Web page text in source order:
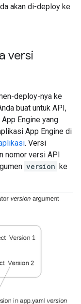
akan di-deploy ke
versi
deploy-nya ke
buat untuk API,
Engine yang
App Engine di
. Versi
nomor versi API
version ke